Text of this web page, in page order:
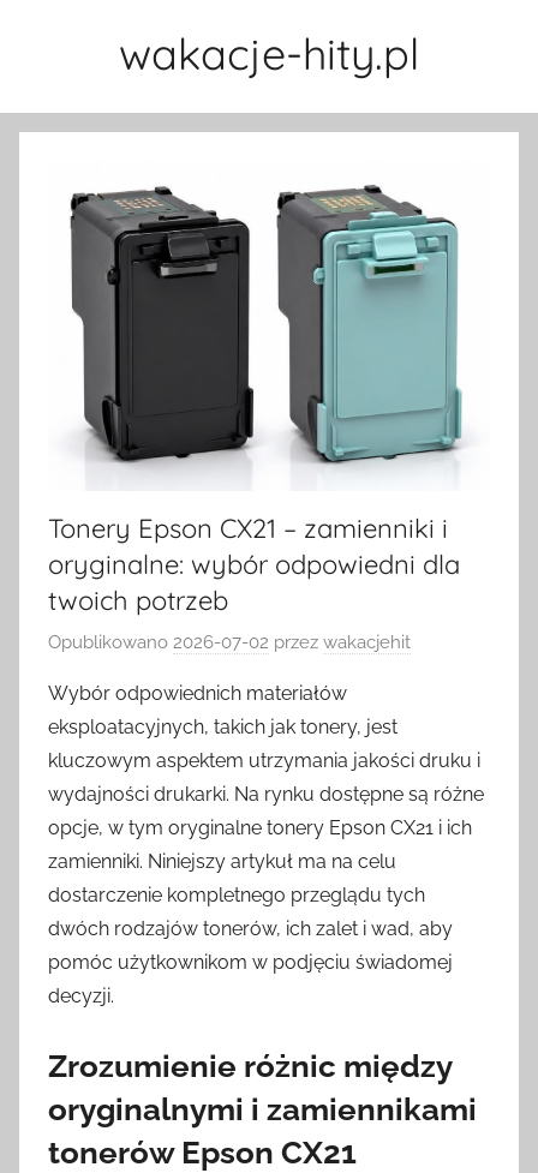
wakacje-hity.pl
Tonery Epson CX21 – zamienniki i
oryginalne: wybór odpowiedni dla
twoich potrzeb
Opublikowano 2026-07-02 przez wakacjehit
Wybór odpowiednich materiałów
eksploatacyjnych, takich jak tonery, jest
kluczowym aspektem utrzymania jakości druku i
wydajności drukarki. Na rynku dostępne są różne
opcje, w tym oryginalne tonery Epson CX21 i ich
zamienniki. Niniejszy artykuł ma na celu
dostarczenie kompletnego przeglądu tych
dwóch rodzajów tonerów, ich zalet i wad, aby
pomóc użytkownikom w podjęciu świadomej
decyzji.
Zrozumienie różnic między
oryginalnymi i zamiennikami
tonerów Epson CX21